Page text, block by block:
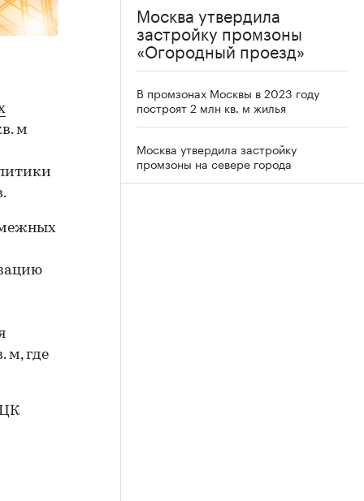
м
м, где
Москва утвердила
застройку промзоны
«Огородный проезд»
В промзонах Москвы в 2023 году
построят 2 млн кв. м жилья
Москва утвердила застройку
промзоны на севере города